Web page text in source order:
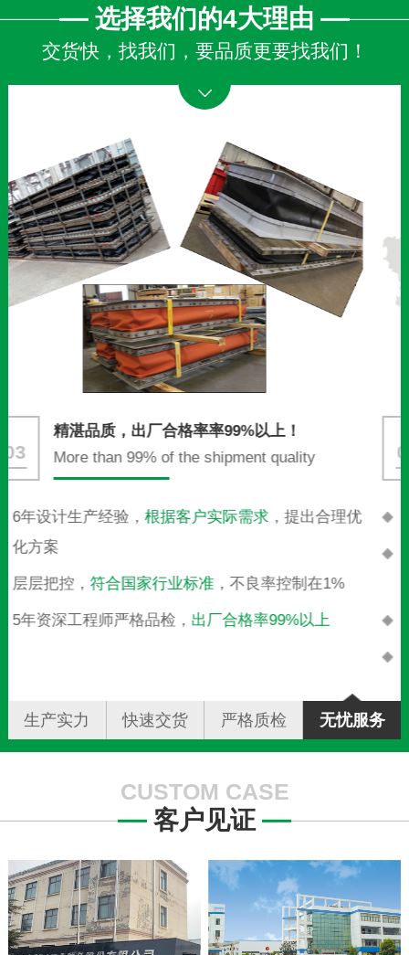
选择我们的4大理由
交货快，找我们，要品质更要找我们！
贴心服务，售后无忧！
24 hours door-to-door treatment
10分钟响应客户需求，提供一对一咨询服务
按客户的产品需求，提供膨胀节的设计方案并配套
生产
客服7*24小时全天在线，为您解决各类问题
生产实力 快速交货 严格质检 无忧服务
CUSTOM CASE
客户见证